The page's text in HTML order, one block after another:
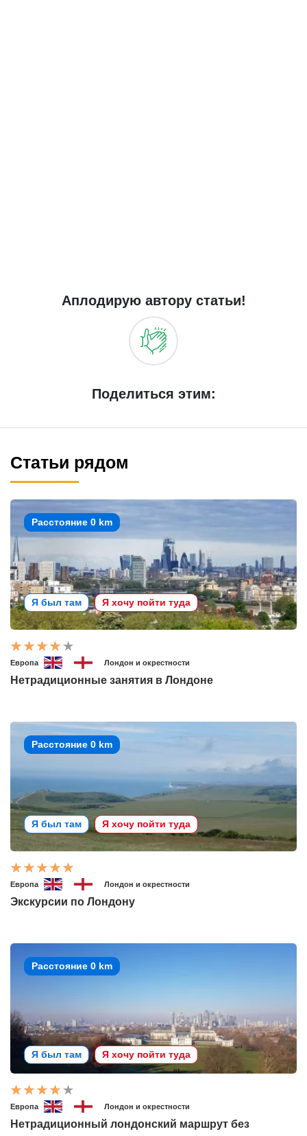
Аплодирую автору статьи!
Поделиться этим:
Статьи рядом
Расстояние 0 km
Я был там Я хочу пойти туда
Европа Лондон и окрестности
Нетрадиционные занятия в Лондоне
Расстояние 0 km
Я был там Я хочу пойти туда
Европа Лондон и окрестности
Экскурсии по Лондону
Расстояние 0 km
Я был там Я хочу пойти туда
Европа Лондон и окрестности
Нетрадиционный лондонский маршрут без